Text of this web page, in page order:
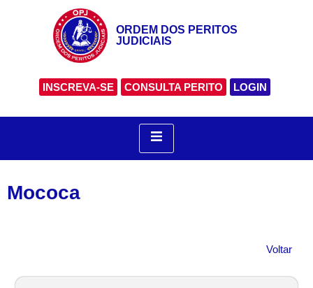
ORDEM DOS PERITOS
JUDICIAIS
INSCREVA-SE CONSULTA PERITO LOGIN
Mococa
Voltar